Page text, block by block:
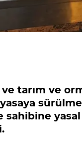
ve tarım ve
sahibine